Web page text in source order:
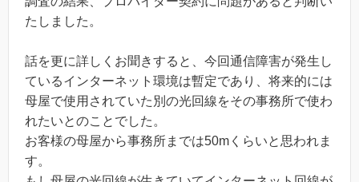
たしました。
話を更に詳しくお聞きすると、今回通信障害が発生し
ているインターネット環境は暫定であり、将来的には
母屋で使用されていた別の光回線をその事務所で使わ
れたいとのことでした。
お客様の母屋から事務所までは50mくらいと思われま
す。